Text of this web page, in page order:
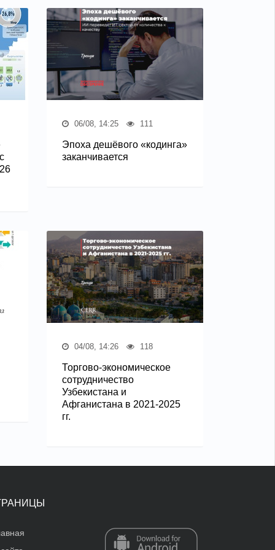
06/08, 14:25 111
Эпоха дешёвого «кодинга»
заканчивается
04/08, 14:26 118
Торгово-экономическое
сотрудничество
Узбекистана и
Афганистана в 2021-2025
гг.